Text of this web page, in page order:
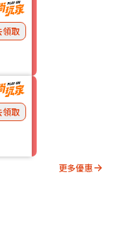
領取
領取
更多優惠